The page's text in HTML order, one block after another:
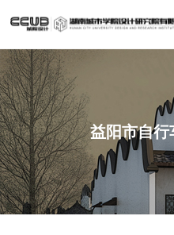
益阳市自行